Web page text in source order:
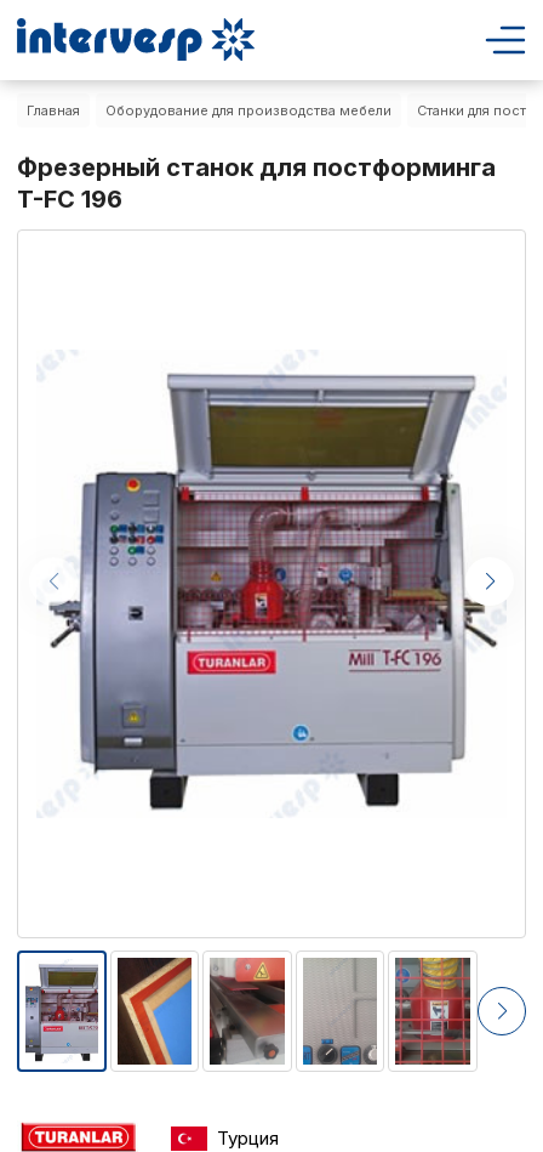
Главная Оборудование для производства мебели Cтанки для
Фрезерный станок для постформинга
T-FC 196
Турция